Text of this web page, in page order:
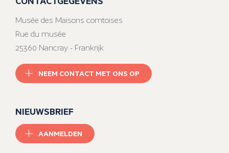
Musée des Maisons comtoises
Rue du musée
25360 Nancray - Frankrijk
NEEM CONTACT MET ONS OP
NIEUWSBRIEF
AANMELDEN